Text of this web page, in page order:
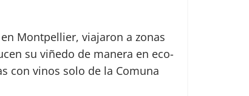
Montpellier, viajaron a zonas
su viñedo de manera en eco-
con vinos solo de la Comuna